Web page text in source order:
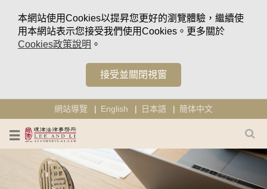
本網站使用Cookies以提昇您更好的瀏覽體驗，繼續使
用本網站表示您接受我們使用Cookies。更多關於
Cookies政策說明 。
接受並關閉視窗
網站導覽 English 日本語 簡体中文